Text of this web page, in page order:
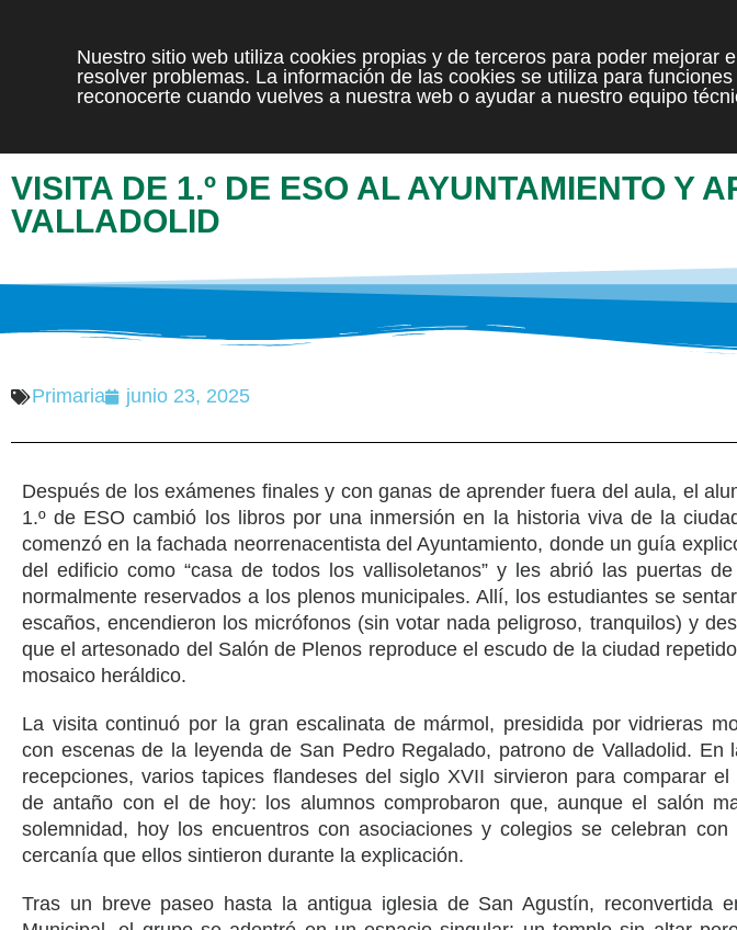
VISITA DE 1.º DE ESO AL AYUNTAMIENTO Y
VALLADOLID
Primaria junio 23, 2025
Después de los exámenes finales y con ganas de aprender fuera del aula, el
1.º de ESO cambió los libros por una inmersión en la historia viva de la
comenzó en la fachada neorrenacentista del Ayuntamiento, donde un guía
del edificio como “casa de todos los vallisoletanos” y les abrió las puertas de
normalmente reservados a los plenos municipales. Allí, los estudiantes se
escaños, encendieron los micrófonos (sin votar nada peligroso, tranquilos) y
que el artesonado del Salón de Plenos reproduce el escudo de la ciudad
mosaico heráldico.
La visita continuó por la gran escalinata de mármol, presidida por vidrieras
con escenas de la leyenda de San Pedro Regalado, patrono de Valladolid. En
recepciones, varios tapices flandes­es del siglo XVII sirvieron para comparar el
de antaño con el de hoy: los alumnos comprobaron que, aunque el salón
solemnidad, hoy los encuentros con asociaciones y colegios se celebran con
cercanía que ellos sintieron durante la explicación.
Tras un breve paseo hasta la antigua iglesia de San Agustín, reconvertida
Nuestro sitio web utiliza cookies propias y de terceros para poder mejorar
resolver problemas. La información de las cookies se utiliza para
reconocerte cuando vuelves a nuestra web o ayudar a nuestro equipo